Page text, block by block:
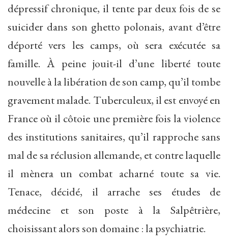
dépressif chronique, il tente par deux fois de se
suicider dans son ghetto polonais, avant d’être
déporté vers les camps, où sera exécutée sa
famille. À peine jouit-il d’une liberté toute
nouvelle à la libération de son camp, qu’il tombe
gravement malade. Tuberculeux, il est envoyé en
France où il côtoie une première fois la violence
des institutions sanitaires, qu’il rapproche sans
mal de sa réclusion allemande, et contre laquelle
il mènera un combat acharné toute sa vie.
Tenace, décidé, il arrache ses études de
médecine et son poste à la Salpêtrière,
choisissant alors son domaine : la psychiatrie.